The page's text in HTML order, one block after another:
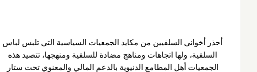
أحذر أخواني السلفيين من مكايد الجمعيات السياسية التي تلبس لباس
السلفية، ولها اتجاهات ومناهج مضادة للسلفية ومنهجها، تتصيد هذه
الجمعيات أهل المطامع الدنيوية بالدعم المالي والمعنوي تحت ستار